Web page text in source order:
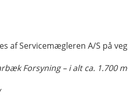
af Servicemægleren A/S på
Forsyning – i alt ca. 1.700